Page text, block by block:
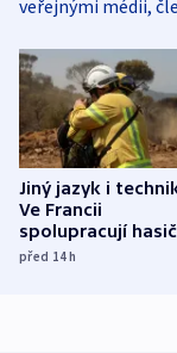
veřejnými médii,
Jiný jazyk i
Ve Francii
spolupracují
různých zemí
před 14h